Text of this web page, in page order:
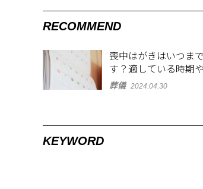
RECOMMEND
喪中はがきはいつま
す？適している時期
囲を解説！
葬儀 2024.04.30
KEYWORD